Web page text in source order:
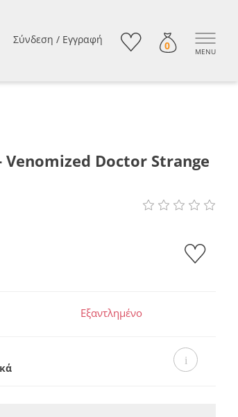
Σύνδεση / Εγγραφή 0 MENU
Doctor Strange
Εξαντλημένο